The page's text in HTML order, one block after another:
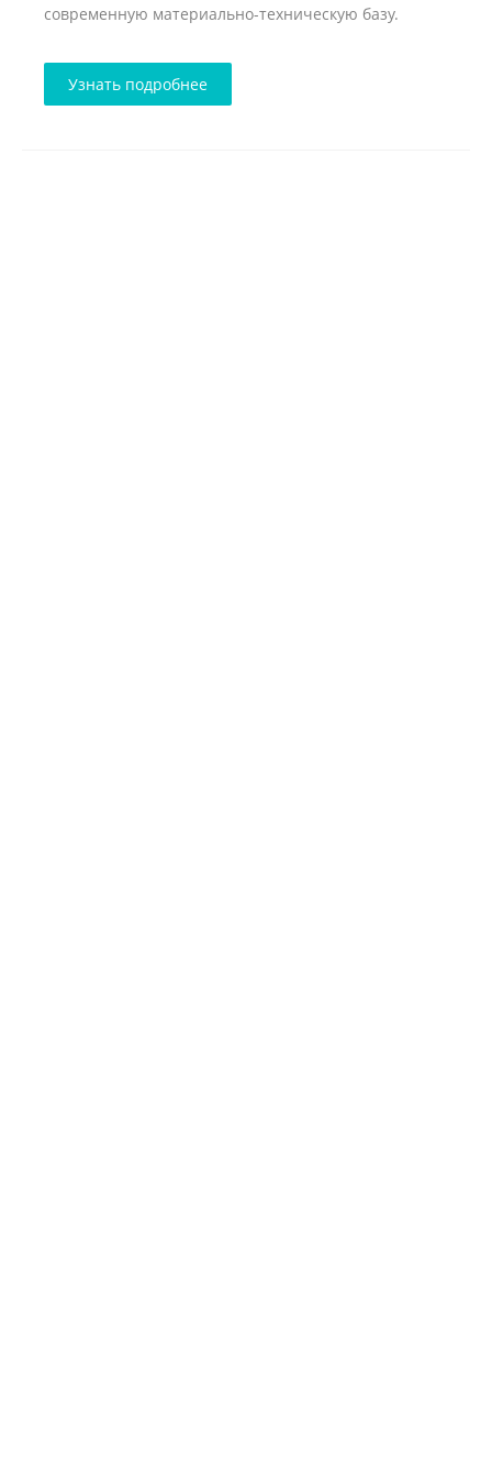
современную материально-техническую базу.
Узнать подробнее